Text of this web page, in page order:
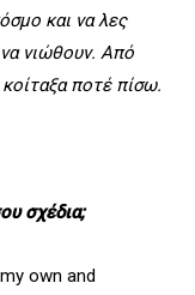
και να λες
νιώθουν. Από
κοίταξα ποτέ πίσω.
σχέδια;
own and